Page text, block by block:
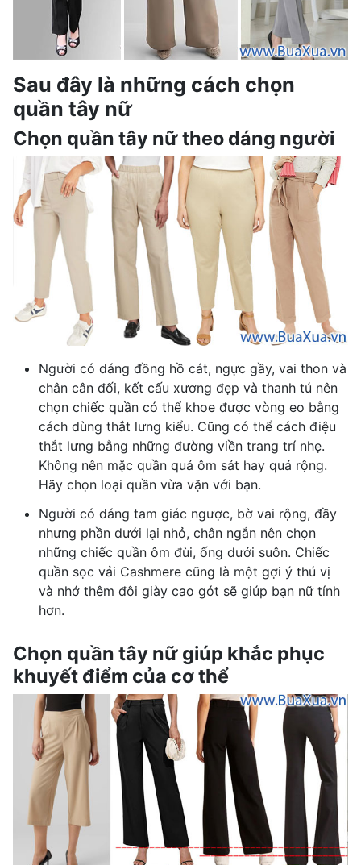
Sau đây là những cách chọn
quần tây nữ
Chọn quần tây nữ theo dáng người
Người có dáng đồng hồ cát, ngực gầy, vai thon và
chân cân đối, kết cấu xương đẹp và thanh tú nên
chọn chiếc quần có thể khoe được vòng eo bằng
cách dùng thắt lưng kiểu. Cũng có thể cách điệu
thắt lưng bằng những đường viền trang trí nhẹ.
Không nên mặc quần quá ôm sát hay quá rộng.
Hãy chọn loại quần vừa vặn với bạn.
Người có dáng tam giác ngược, bờ vai rộng, đầy
nhưng phần dưới lại nhỏ, chân ngắn nên chọn
những chiếc quần ôm đùi, ống dưới suôn. Chiếc
quần sọc vải Cashmere cũng là một gợi ý thú vị
và nhớ thêm đôi giày cao gót sẽ giúp bạn nữ tính
hơn.
Chọn quần tây nữ giúp khắc phục
khuyết điểm của cơ thể